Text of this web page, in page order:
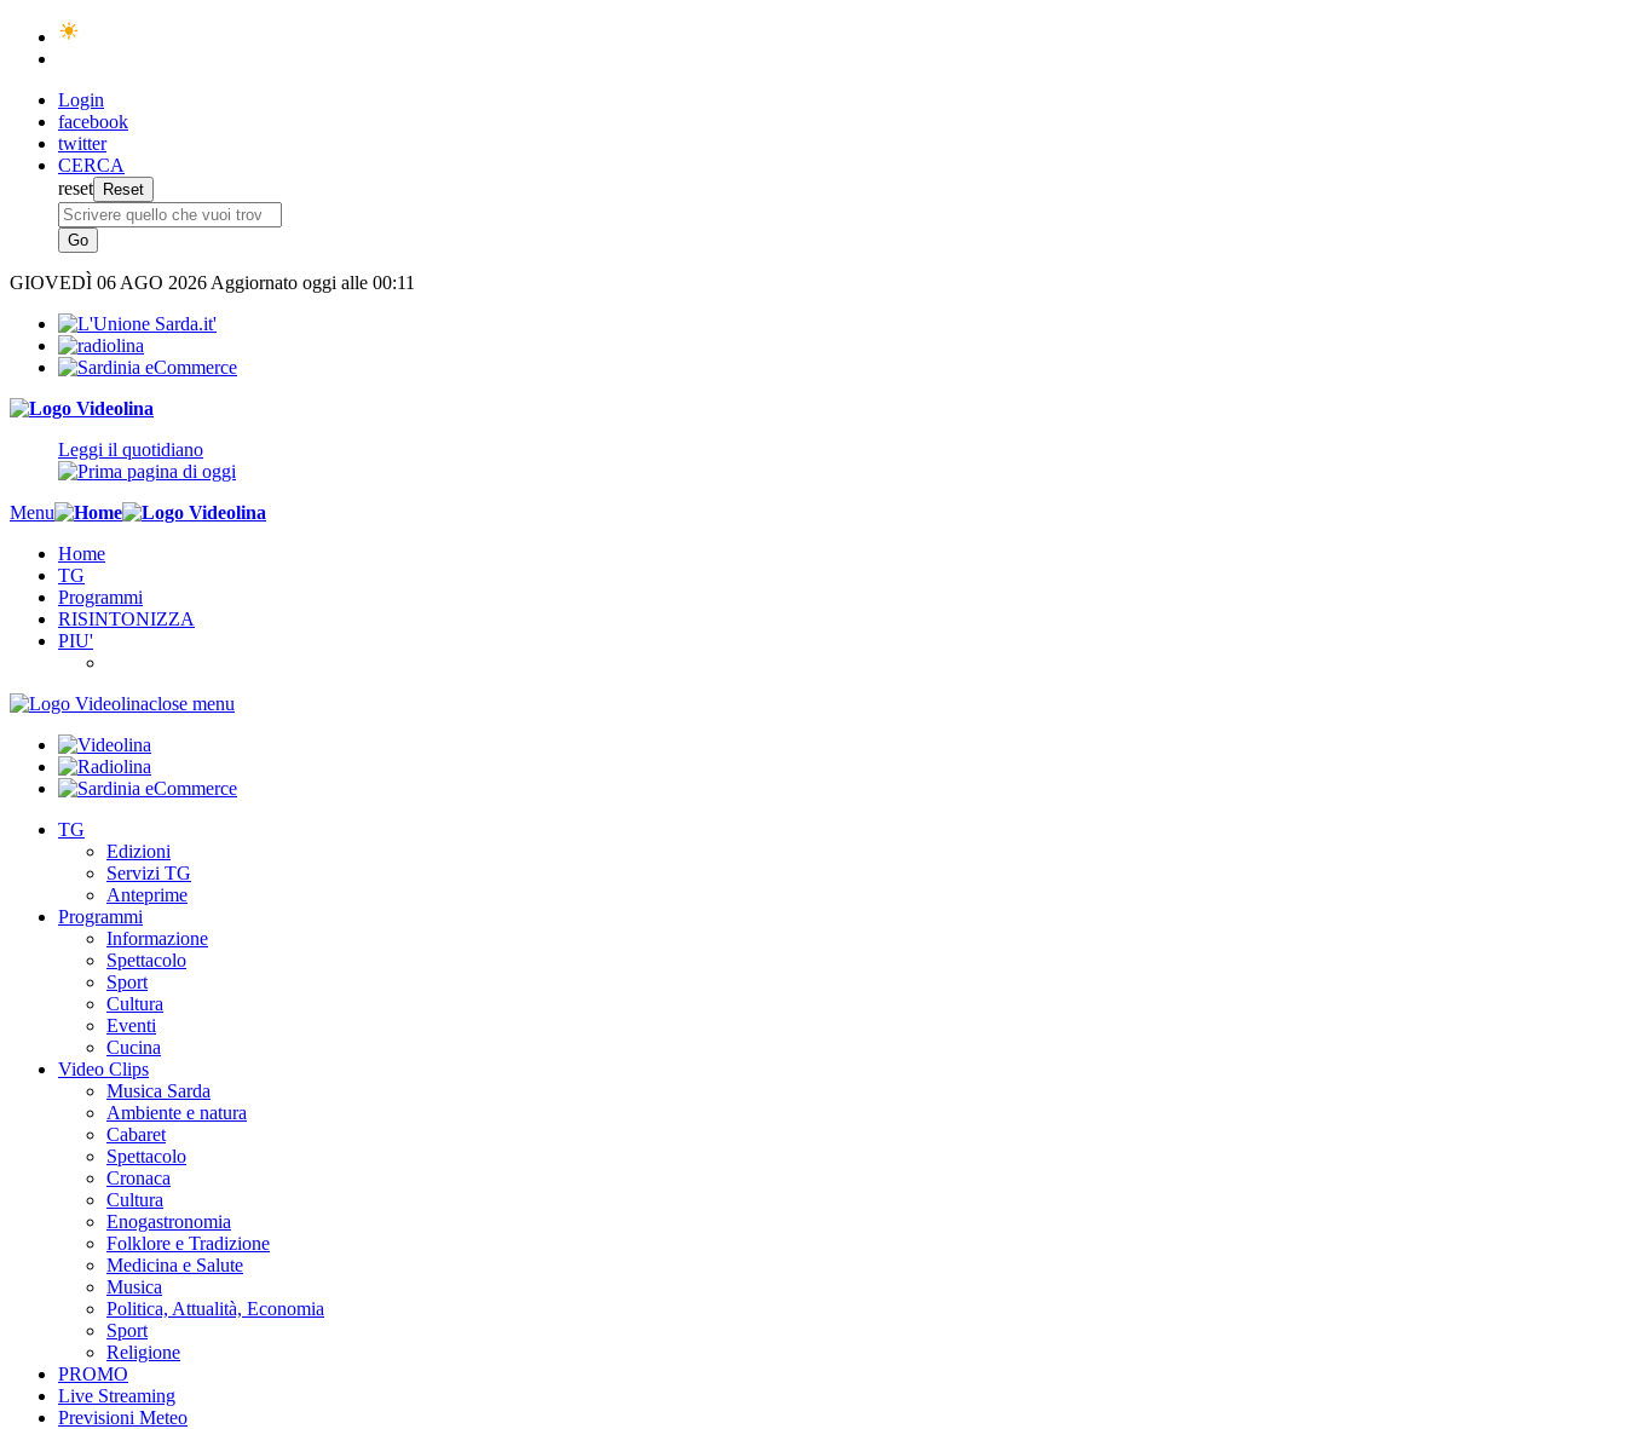
Login
facebook
twitter
CERCA
reset
GIOVEDÌ 06 AGO 2026 Aggiornato oggi alle 00:11
Leggi il quotidiano
Menu
Home
TG
Programmi
RISINTONIZZA
PIU'
close menu
TG
Edizioni
Servizi TG
Anteprime
Programmi
Informazione
Spettacolo
Sport
Cultura
Eventi
Cucina
Video Clips
Musica Sarda
Ambiente e natura
Cabaret
Spettacolo
Cronaca
Cultura
Enogastronomia
Folklore e Tradizione
Medicina e Salute
Musica
Politica, Attualità, Economia
Sport
Religione
PROMO
Live Streaming
Previsioni Meteo